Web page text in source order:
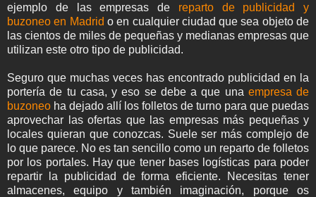
ejemplo de las empresas de reparto de publicidad y
buzoneo en Madrid o en cualquier ciudad que sea objeto de
las cientos de miles de pequeñas y medianas empresas que
utilizan este otro tipo de publicidad.
Seguro que muchas veces has encontrado publicidad en la
portería de tu casa, y eso se debe a que una empresa de
buzoneo ha dejado allí los folletos de turno para que puedas
aprovechar las ofertas que las empresas más pequeñas y
locales quieran que conozcas. Suele ser más complejo de
lo que parece. No es tan sencillo como un reparto de folletos
por los portales. Hay que tener bases logísticas para poder
repartir la publicidad de forma eficiente. Necesitas tener
almacenes, equipo y también imaginación, porque os